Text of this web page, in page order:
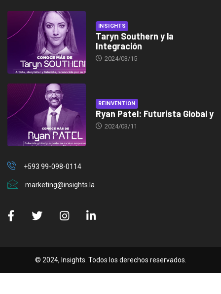
INSIGHTS
Taryn Southern y la
Integración
2024/03/15
REINVENTION
Ryan Patel: Futurista Global y
2024/03/11
+593 99-098-0114
marketing@insights.la
© 2024, Insights. Todos los derechos reservados.